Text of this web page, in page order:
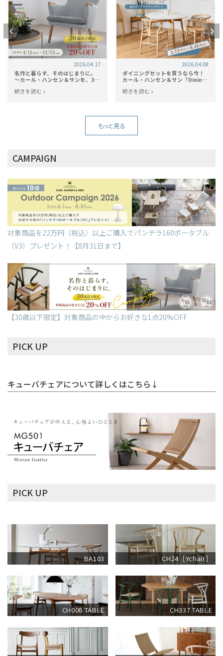
2026.04.17
名作と暮らす、そのはじまりに。
～カール・ハンセン＆サンを、30
ばへ～
続きを読む
2026.04.08
ダイニングセットを買うなら今！
カール・ハンセン＆サン「Dining
続きを読む
もっと見る
CAMPAIGN
対象商品を22万円（税込）以上ご購入でパンテラ160ポータブル
（V3）プレゼント！【8月31日まで】
【30歳以下限定】対象商品の中からお好きな1点20%OFF
PICK UP
キューバチェアについて詳しくはこちら↓
PICK UP
BA103 CH24［Ychair］
CH006 TABLE CH337 TABLE